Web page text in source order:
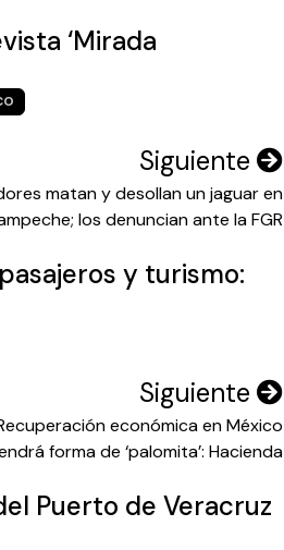
‘Mirada
Siguiente
matan y desollan un jaguar en
los denuncian ante la FGR
y turismo:
Siguiente
económica en México
forma de ‘palomita’: Hacienda
Puerto de Veracruz